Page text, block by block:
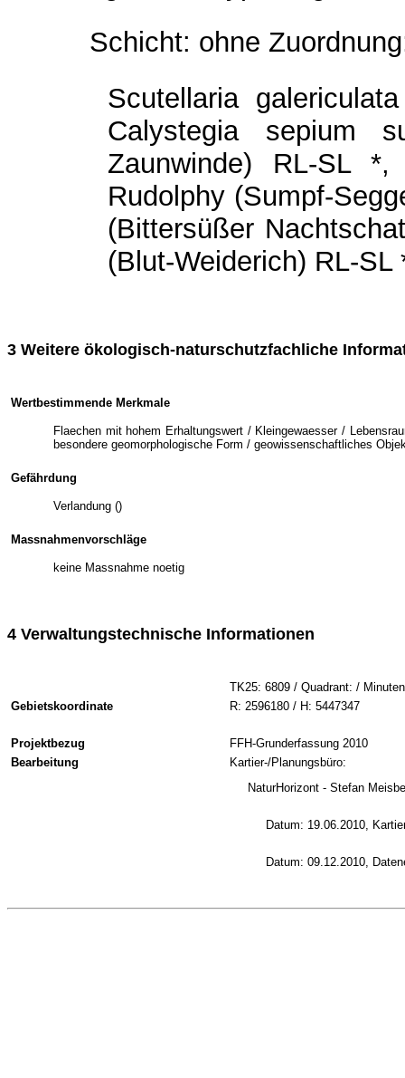
Schicht: ohne
Scutellaria
Calystegia sepium
Zaunwinde) RL-SL
Rudolphy (Sumpf-
(Bittersüßer
(Blut-Weiderich) RL-SL
3 Weitere ökologisch-naturschutzfachliche
Wertbestimmende Merkmale
Flaechen mit hohem Erhaltungswert / Kleingewaesser /
besondere geomorphologische Form / geowissenschaftliches
Gefährdung
Verlandung ()
Massnahmenvorschläge
keine Massnahme noetig
4 Verwaltungstechnische Informationen
TK25: 6809 / Quadrant: /
Gebietskoordinate
R: 2596180 / H: 5447347
Projektbezug
FFH-Grunderfassung 2010
Bearbeitung
Kartier-/Planungsbüro:
NaturHorizont - Stefan
Datum: 19.06.2010,
Datum: 09.12.2010,